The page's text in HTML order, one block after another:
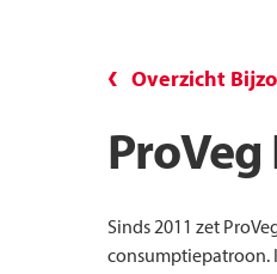
Overzicht
Sinds 2011 zet
consumptiepatroon.